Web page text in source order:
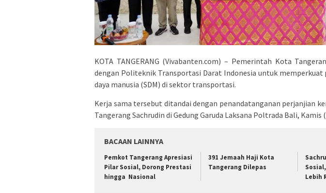
KOTA TANGERANG (Vivabanten.com) – Pemerintah Kota
dengan Politeknik Transportasi Darat Indonesia untuk memperkuat
daya manusia (SDM) di sektor transportasi.
Kerja sama tersebut ditandai dengan penandatanganan perjanjian
Tangerang Sachrudin di Gedung Garuda Laksana Poltrada Bali, Kamis
BACAAN LAINNYA
Pemkot Tangerang Apresiasi
Pilar Sosial, Dorong Prestasi
hingga Nasional
391 Jemaah Haji Kota
Tangerang Dilepas
Lebih